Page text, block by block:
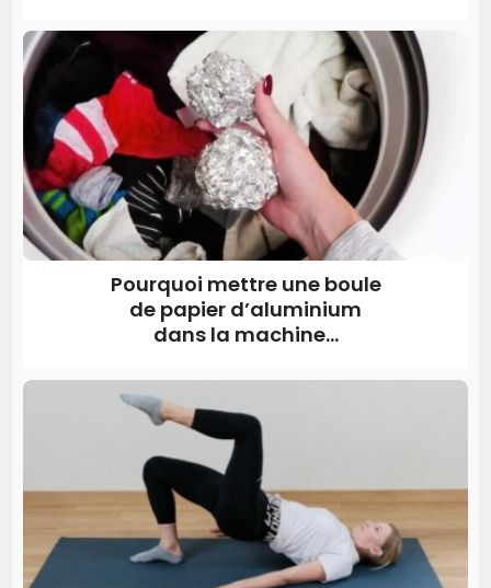
Pourquoi mettre une boule
de papier d’aluminium
dans la machine...